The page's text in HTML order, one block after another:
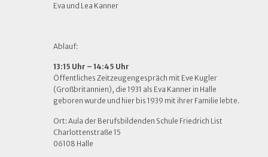
Eva und Lea Kanner
Ablauf:
13:15 Uhr – 14:45 Uhr
Öffentliches Zeitzeugengespräch mit Eve Kugler
(Großbritannien), die 1931 als Eva Kanner in Halle
geboren wurde und hier bis 1939 mit ihrer Familie lebte.
Ort: Aula der Berufsbildenden Schule Friedrich List
Charlottenstraße 15
06108 Halle